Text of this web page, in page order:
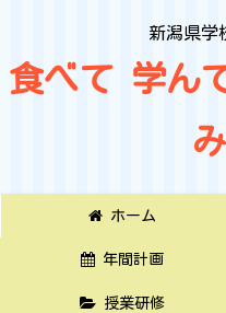
新潟県学
食べて 学ん
ホーム
年間計画
授業研修